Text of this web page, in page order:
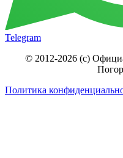
Telegram
© 2012-2026 (c)
Политика